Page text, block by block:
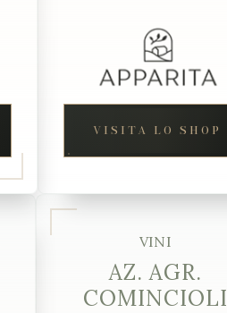
VISITA LO SHOP
VINI
AZ. AGR.
COMINCIOLI